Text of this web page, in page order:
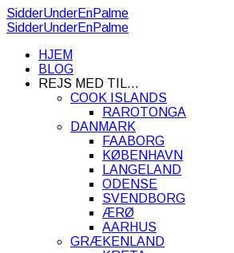
SidderUnderEnPalme
SidderUnderEnPalme
HJEM
BLOG
REJS MED TIL…
COOK ISLANDS
RAROTONGA
DANMARK
FAABORG
KØBENHAVN
LANGELAND
ODENSE
SVENDBORG
ÆRØ
AARHUS
GRÆKENLAND